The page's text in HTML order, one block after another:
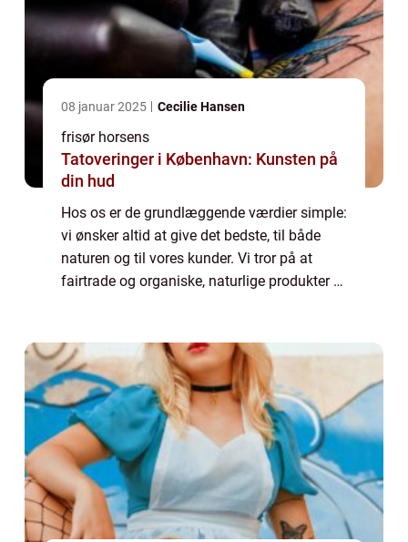
08 januar 2025 Cecilie Hansen
frisør horsens
Tatoveringer i København: Kunsten på
din hud
Hos os er de grundlæggende værdier simple:
vi ønsker altid at give det bedste, til både
naturen og til vores kunder. Vi tror på at
fairtrade og organiske, naturlige produkter er